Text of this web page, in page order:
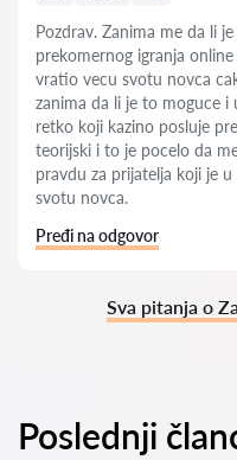
Pozdrav. Zanima me da li
prekomernog igranja
vratio vecu svotu novca
zanima da li je to moguce i
retko koji kazino posluje
teorijski i to je pocelo da
pravdu za prijatelja koji je
svotu novca.
Pređi na odgovor
Sva pitanja o
Poslednji